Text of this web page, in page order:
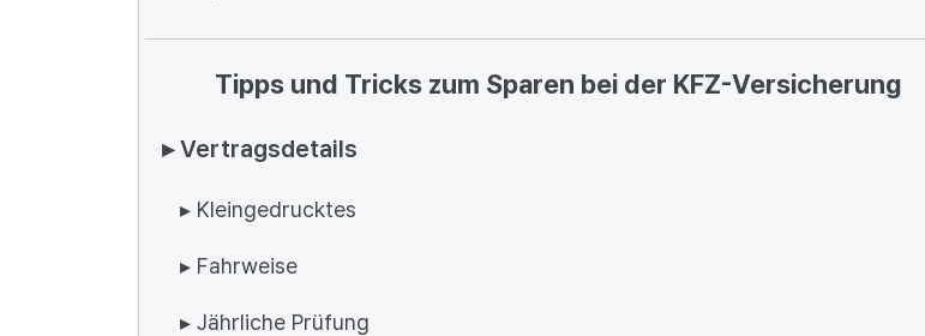
Tipps und Tricks zum Sparen bei der KFZ-Versicherung
▸ Vertragsdetails
▸ Kleingedrucktes
▸ Fahrweise
▸ Jährliche Prüfung